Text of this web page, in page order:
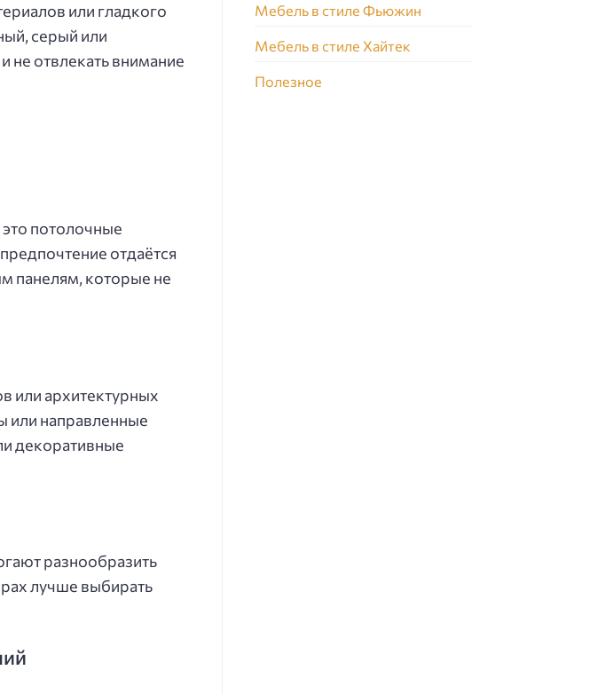
или гладкого
серый или
не отвлекать внимание
потолочные
отдаётся
панелям, которые не
или архитектурных
или направленные
декоративные
разнообразить
лучше выбирать
Мебель в стиле Фьюжин
Мебель в стиле Хайтек
Полезное